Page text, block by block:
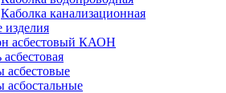
Каболка канализационная
изделия
асбестовый КАОН
асбестовые
асбостальные